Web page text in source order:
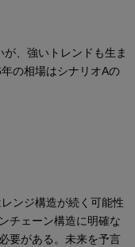
、強いトレンドも生ま
の相場はシナリオAの
ンジ構造が続く可能性
チェーン構造に明確な
要がある。未来を予言